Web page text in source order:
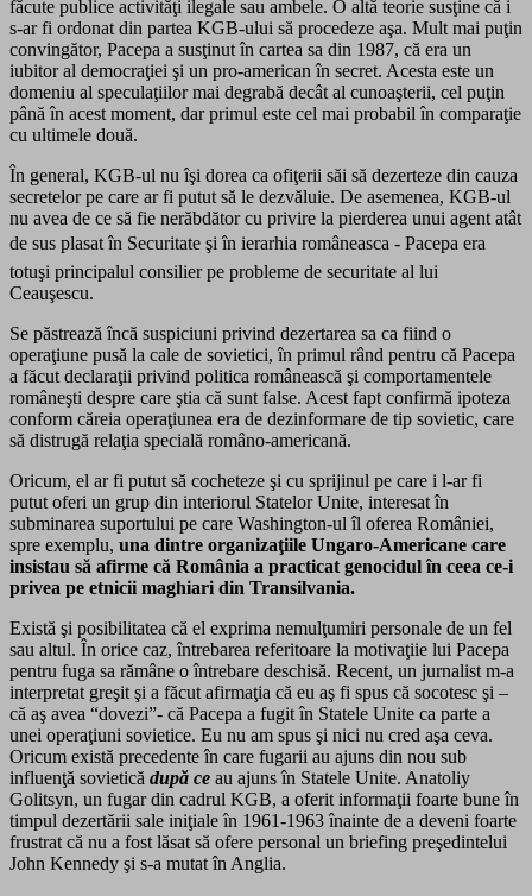
făcute publice activităţi ilegale sau ambele. O altă teorie susţine că i
s-ar fi ordonat din partea KGB-ului să procedeze aşa. Mult mai puţin
convingător, Pacepa a susţinut în cartea sa din 1987, că era un
iubitor al democraţiei şi un pro-american în secret. Acesta este un
domeniu al speculaţiilor mai degrabă decât al cunoaşterii, cel puţin
până în acest moment, dar primul este cel mai probabil în comparaţie
cu ultimele două.
În general, KGB-ul nu îşi dorea ca ofiţerii săi să dezerteze din cauza
secretelor pe care ar fi putut să le dezvăluie. De asemenea, KGB-ul
nu avea de ce să fie nerăbdător cu privire la pierderea unui agent atât
de sus plasat în Securitate şi în ierarhia româneasca - Pacepa era
totuşi principalul consilier pe probleme de securitate al lui
Ceauşescu.
Se păstrează încă suspiciuni privind dezertarea sa ca fiind o
operaţiune pusă la cale de sovietici, în primul rând pentru că Pacepa
a făcut declaraţii privind politica românească şi comportamentele
româneşti despre care ştia că sunt false. Acest fapt confirmă ipoteza
conform căreia operaţiunea era de dezinformare de tip sovietic, care
să distrugă relaţia specială româno-americană.
Oricum, el ar fi putut să cocheteze şi cu sprijinul pe care i l-ar fi
putut oferi un grup din interiorul Statelor Unite, interesat în
subminarea suportului pe care Washington-ul îl oferea României,
spre exemplu, una dintre organizaţiile Ungaro-Americane care
insistau să afirme că România a practicat genocidul în ceea ce-i
privea pe etnicii maghiari din Transilvania.
Există şi posibilitatea că el exprima nemulţumiri personale de un fel
sau altul. În orice caz, întrebarea referitoare la motivaţiie lui Pacepa
pentru fuga sa rămâne o întrebare deschisă. Recent, un jurnalist m-a
interpretat greşit şi a făcut afirmaţia că eu aş fi spus că socotesc şi –
că aş avea “dovezi”- că Pacepa a fugit în Statele Unite ca parte a
unei operaţiuni sovietice. Eu nu am spus şi nici nu cred aşa ceva.
Oricum există precedente în care fugarii au ajuns din nou sub
influenţă sovietică după ce au ajuns în Statele Unite. Anatoliy
Golitsyn, un fugar din cadrul KGB, a oferit informaţii foarte bune în
timpul dezertării sale iniţiale în 1961-1963 înainte de a deveni foarte
frustrat că nu a fost lăsat să ofere personal un briefing preşedintelui
John Kennedy şi s-a mutat în Anglia.